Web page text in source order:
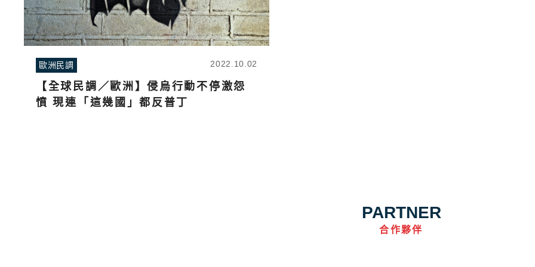
歐洲民調 2022.10.02
【全球民調／歐洲】侵烏行動不停激怨
憤 現連「這幾國」都反普丁
PARTNER
合作夥伴